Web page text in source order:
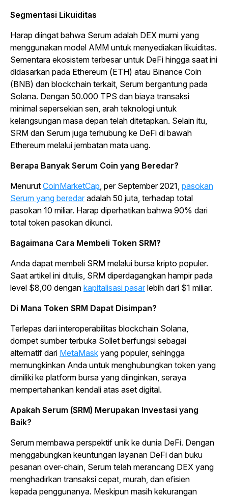
Segmentasi Likuiditas
Harap diingat bahwa Serum adalah DEX murni yang
menggunakan model AMM untuk menyediakan likuiditas.
Sementara ekosistem terbesar untuk DeFi hingga saat ini
didasarkan pada Ethereum (ETH) atau Binance Coin
(BNB) dan blockchain terkait, Serum bergantung pada
Solana. Dengan 50.000 TPS dan biaya transaksi
minimal sepersekian sen, arah teknologi untuk
kelangsungan masa depan telah ditetapkan. Selain itu,
SRM dan Serum juga terhubung ke DeFi di bawah
Ethereum melalui jembatan mata uang.
Berapa Banyak Serum Coin yang Beredar?
Menurut CoinMarketCap, per September 2021, pasokan
Serum yang beredar adalah 50 juta, terhadap total
pasokan 10 miliar. Harap diperhatikan bahwa 90% dari
total token pasokan dikunci.
Bagaimana Cara Membeli Token SRM?
Anda dapat membeli SRM melalui bursa kripto populer.
Saat artikel ini ditulis, SRM diperdagangkan hampir pada
level $8,00 dengan kapitalisasi pasar lebih dari $1 miliar.
Di Mana Token SRM Dapat Disimpan?
Terlepas dari interoperabilitas blockchain Solana,
dompet sumber terbuka Sollet berfungsi sebagai
alternatif dari MetaMask yang populer, sehingga
memungkinkan Anda untuk menghubungkan token yang
dimiliki ke platform bursa yang diinginkan, seraya
mempertahankan kendali atas aset digital.
Apakah Serum (SRM) Merupakan Investasi yang
Baik?
Serum membawa perspektif unik ke dunia DeFi. Dengan
menggabungkan keuntungan layanan DeFi dan buku
pesanan over-chain, Serum telah merancang DEX yang
menghadirkan transaksi cepat, murah, dan efisien
kepada penggunanya. Meskipun masih kekurangan